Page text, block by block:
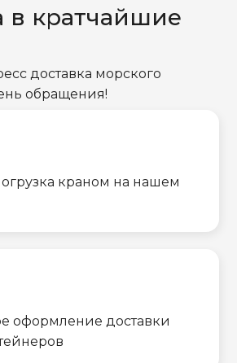
в кратчайшие
доставка морского
обращения!
краном на нашем
оформление доставки